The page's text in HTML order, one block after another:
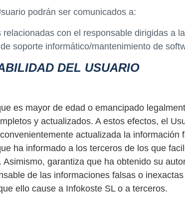
podrán ser comunicados a:
relacionadas con el responsable dirigidas a
soporte informático/mantenimiento de
DEL USUARIO
es mayor de edad o emancipado
y actualizados. A estos efectos, el
actualizada la
ha informado a los terceros de los que
Asimismo, garantiza que ha obtenido su
de las informaciones falsas o
ello cause a Infokoste SL o a terceros.